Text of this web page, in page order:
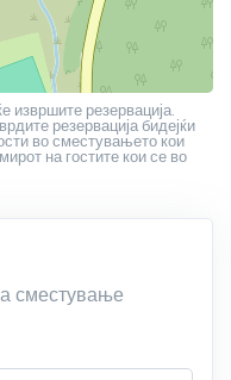
извршите резервација.
резервација бидејќи
во сместувањето кои
на гостите кои се во
сместување